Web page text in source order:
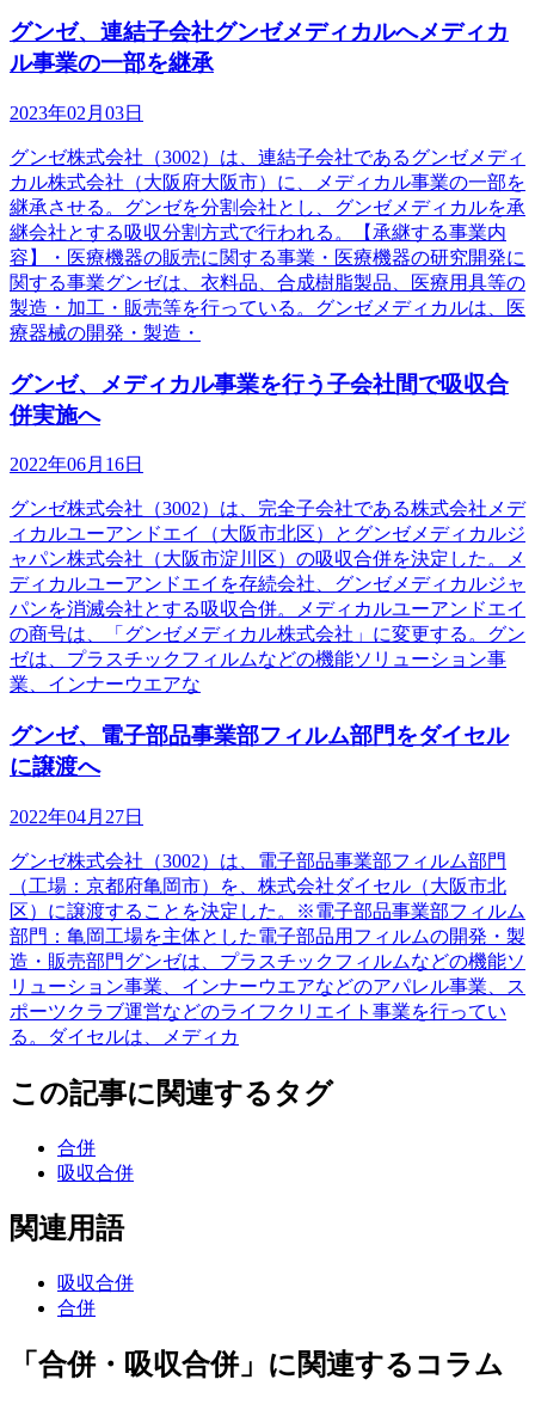
グンゼ、連結子会社グンゼメディカルへメディカ
ル事業の一部を継承
2023年02月03日
グンゼ株式会社（3002）は、連結子会社であるグンゼメディ
カル株式会社（大阪府大阪市）に、メディカル事業の一部を
継承させる。グンゼを分割会社とし、グンゼメディカルを承
継会社とする吸収分割方式で行われる。【承継する事業内
容】・医療機器の販売に関する事業・医療機器の研究開発に
関する事業グンゼは、衣料品、合成樹脂製品、医療用具等の
製造・加工・販売等を行っている。グンゼメディカルは、医
療器械の開発・製造・
グンゼ、メディカル事業を行う子会社間で吸収合
併実施へ
2022年06月16日
グンゼ株式会社（3002）は、完全子会社である株式会社メデ
ィカルユーアンドエイ（大阪市北区）とグンゼメディカルジ
ャパン株式会社（大阪市淀川区）の吸収合併を決定した。メ
ディカルユーアンドエイを存続会社、グンゼメディカルジャ
パンを消滅会社とする吸収合併。メディカルユーアンドエイ
の商号は、「グンゼメディカル株式会社」に変更する。グン
ゼは、プラスチックフィルムなどの機能ソリューション事
業、インナーウエアな
グンゼ、電子部品事業部フィルム部門をダイセル
に譲渡へ
2022年04月27日
グンゼ株式会社（3002）は、電子部品事業部フィルム部門
（工場：京都府亀岡市）を、株式会社ダイセル（大阪市北
区）に譲渡することを決定した。※電子部品事業部フィルム
部門：亀岡工場を主体とした電子部品用フィルムの開発・製
造・販売部門グンゼは、プラスチックフィルムなどの機能ソ
リューション事業、インナーウエアなどのアパレル事業、ス
ポーツクラブ運営などのライフクリエイト事業を行ってい
る。ダイセルは、メディカ
この記事に関連するタグ
合併
吸収合併
関連用語
吸収合併
合併
「合併・吸収合併」に関連するコラム